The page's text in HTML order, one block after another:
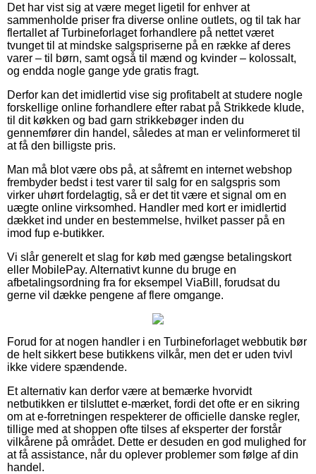
Det har vist sig at være meget ligetil for enhver at
sammenholde priser fra diverse online outlets, og til tak har
flertallet af Turbineforlaget forhandlere på nettet været
tvunget til at mindske salgspriserne på en række af deres
varer – til børn, samt også til mænd og kvinder – kolossalt,
og endda nogle gange yde gratis fragt.
Derfor kan det imidlertid vise sig profitabelt at studere nogle
forskellige online forhandlere efter rabat på Strikkede klude,
til dit køkken og bad garn strikkebøger inden du
gennemfører din handel, således at man er velinformeret til
at få den billigste pris.
Man må blot være obs på, at såfremt en internet webshop
frembyder bedst i test varer til salg for en salgspris som
virker uhørt fordelagtig, så er det tit være et signal om en
uægte online virksomhed. Handler med kort er imidlertid
dækket ind under en bestemmelse, hvilket passer på en
imod fup e-butikker.
Vi slår generelt et slag for køb med gængse betalingskort
eller MobilePay. Alternativt kunne du bruge en
afbetalingsordning fra for eksempel ViaBill, forudsat du
gerne vil dække pengene af flere omgange.
Forud for at nogen handler i en Turbineforlaget webbutik bør
de helt sikkert bese butikkens vilkår, men det er uden tvivl
ikke videre spændende.
Et alternativ kan derfor være at bemærke hvorvidt
netbutikken er tilsluttet e-mærket, fordi det ofte er en sikring
om at e-forretningen respekterer de officielle danske regler,
tillige med at shoppen ofte tilses af eksperter der forstår
vilkårene på området. Dette er desuden en god mulighed for
at få assistance, når du oplever problemer som følge af din
handel.